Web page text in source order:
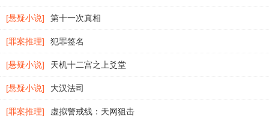
[悬疑小说] 第十一次真相
[罪案推理] 犯罪签名
[悬疑小说] 天机十二宫之上爻堂
[悬疑小说] 大汉法司
[罪案推理] 虚拟警戒线：天网狙击